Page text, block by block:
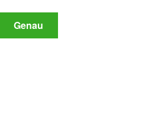
Genau